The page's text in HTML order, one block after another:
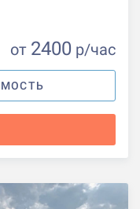
от 2400 р/час